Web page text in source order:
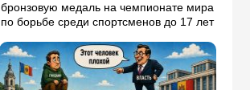
бронзовую медаль на чемпионате мира
по борьбе среди спортсменов до 17 лет